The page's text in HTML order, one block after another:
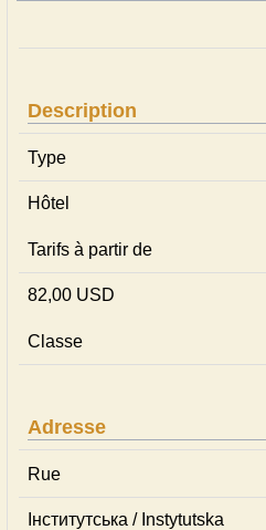
Description
Type
Hôtel
Tarifs à partir de
82,00 USD
Classe
Adresse
Rue
Інститутська / Instytutska